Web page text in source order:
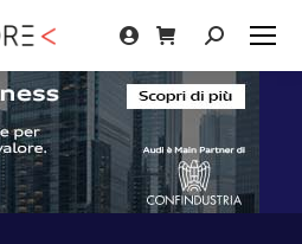
Cerca: